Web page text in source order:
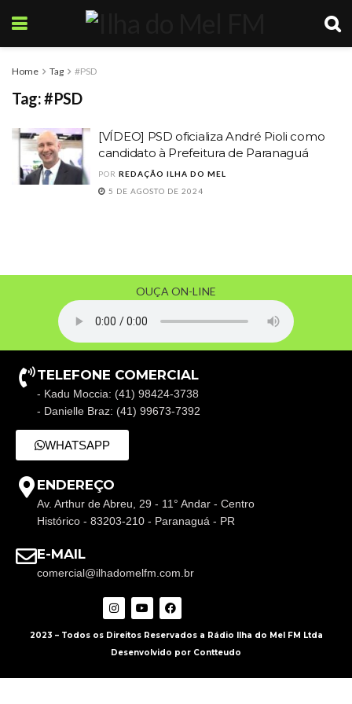
Home Tag #PSD
Tag:#PSD
[VÍDEO] PSD oficializa André Pioli como
candidato à Prefeitura de Paranaguá
POR REDAÇÃO ILHA DO MEL
5 DE AGOSTO DE 2024
OUÇA ON-LINE
TELEFONE COMERCIAL
- Kadu Moccia: (41) 98424-3738
- Danielle Braz: (41) 99673-7392
WHATSAPP
ENDEREÇO
Av. Arthur de Abreu, 29 - 11° Andar - Centro
Histórico - 83203-210 - Paranaguá - PR
E-MAIL
comercial@ilhadomelfm.com.br
2023 – Todos os Direitos Reservados a Rádio Ilha do Mel FM Ltda
Desenvolvido por Contteudo